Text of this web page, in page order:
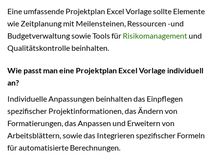
Eine umfassende Projektplan Excel Vorlage sollte Elemente
wie Zeitplanung mit Meilensteinen, Ressourcen -und
Budgetverwaltung sowie Tools für Risikomanagement und
Qualitätskontrolle beinhalten.
Wie passt man eine Projektplan Excel Vorlage individuell
an?
Individuelle Anpassungen beinhalten das Einpflegen
spezifischer Projektinformationen, das Ändern von
Formatierungen, das Anpassen und Erweitern von
Arbeitsblättern, sowie das Integrieren spezifischer Formeln
für automatisierte Berechnungen.